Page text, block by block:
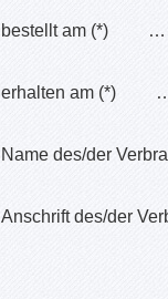
bestellt am
erhalten am
Name des/der
Anschrift des/